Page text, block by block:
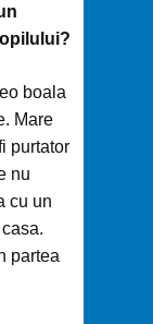
boala
Mare
purtator
nu
cu un
partea